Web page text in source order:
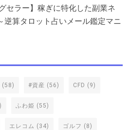
セラー】稼ぎに特化した副業ネ
逆算タロット占いメール鑑定マニ
(58) #資産 (56) CFD (9)
ふわ姫 (55)
エレコム (34) ゴルフ (8)